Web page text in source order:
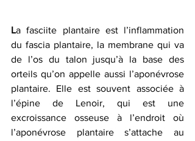
La fasciite plantaire est l’inflammation
du fascia plantaire, la membrane qui va
de l’os du talon jusqu’à la base des
orteils qu’on appelle aussi l’aponévrose
plantaire. Elle est souvent associée à
l’épine de Lenoir, qui est une
excroissance osseuse à l’endroit où
l’aponévrose plantaire s’attache au